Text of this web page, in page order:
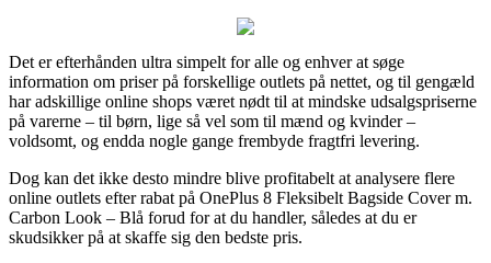
Det er efterhånden ultra simpelt for alle og enhver at søge
information om priser på forskellige outlets på nettet, og til gengæld
har adskillige online shops været nødt til at mindske udsalgspriserne
på varerne – til børn, lige så vel som til mænd og kvinder –
voldsomt, og endda nogle gange frembyde fragtfri levering.
Dog kan det ikke desto mindre blive profitabelt at analysere flere
online outlets efter rabat på OnePlus 8 Fleksibelt Bagside Cover m.
Carbon Look – Blå forud for at du handler, således at du er
skudsikker på at skaffe sig den bedste pris.